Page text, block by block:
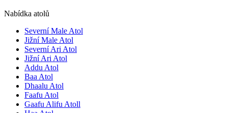
Nabídka atolů
Severní Male Atol
Jižní Male Atol
Severní Ari Atol
Jižní Ari Atol
Addu Atol
Baa Atol
Dhaalu Atol
Faafu Atol
Gaafu Alifu Atoll